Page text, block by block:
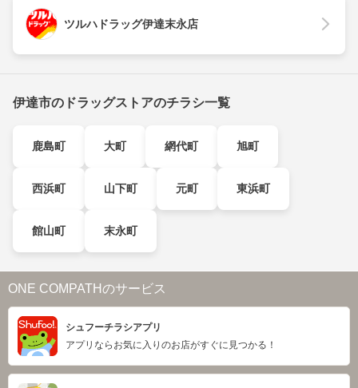
ツルハドラッグ伊達末永店
伊達市のドラッグストアのチラシ一覧
鹿島町 大町 網代町 旭町
西浜町 山下町 元町 東浜町
館山町 末永町
ONE COMPATHのサービス
シュフーチラシアプリ
アプリならお気に入りのお店がすぐに見つかる！